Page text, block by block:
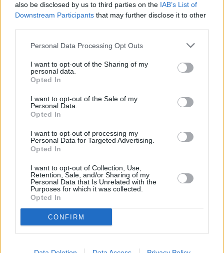
also be disclosed by us to third parties on the IAB’s List of
Downstream Participants that may further disclose it to other
Personal Data Processing Opt Outs
I want to opt-out of the Sharing of my
personal data.
Opted In
I want to opt-out of the Sale of my
Personal Data.
Opted In
I want to opt-out of processing my
Personal Data for Targeted Advertising.
Opted In
I want to opt-out of Collection, Use,
Retention, Sale, and/or Sharing of my
Personal Data that Is Unrelated with the
Purposes for which it was collected.
Opted In
CONFIRM
E-izdevumu arhīvs
SKATĪT ŽURNĀLA ARHĪVU